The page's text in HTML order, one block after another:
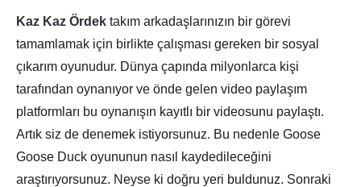
Kaz Kaz Ördek takım arkadaşlarınızın bir görevi
tamamlamak için birlikte çalışması gereken bir sosyal
çıkarım oyunudur. Dünya çapında milyonlarca kişi
tarafından oynanıyor ve önde gelen video paylaşım
platformları bu oynanışın kayıtlı bir videosunu paylaştı.
Artık siz de denemek istiyorsunuz. Bu nedenle Goose
Goose Duck oyununun nasıl kaydedileceğini
araştırıyorsunuz. Neyse ki doğru yeri buldunuz. Sonraki